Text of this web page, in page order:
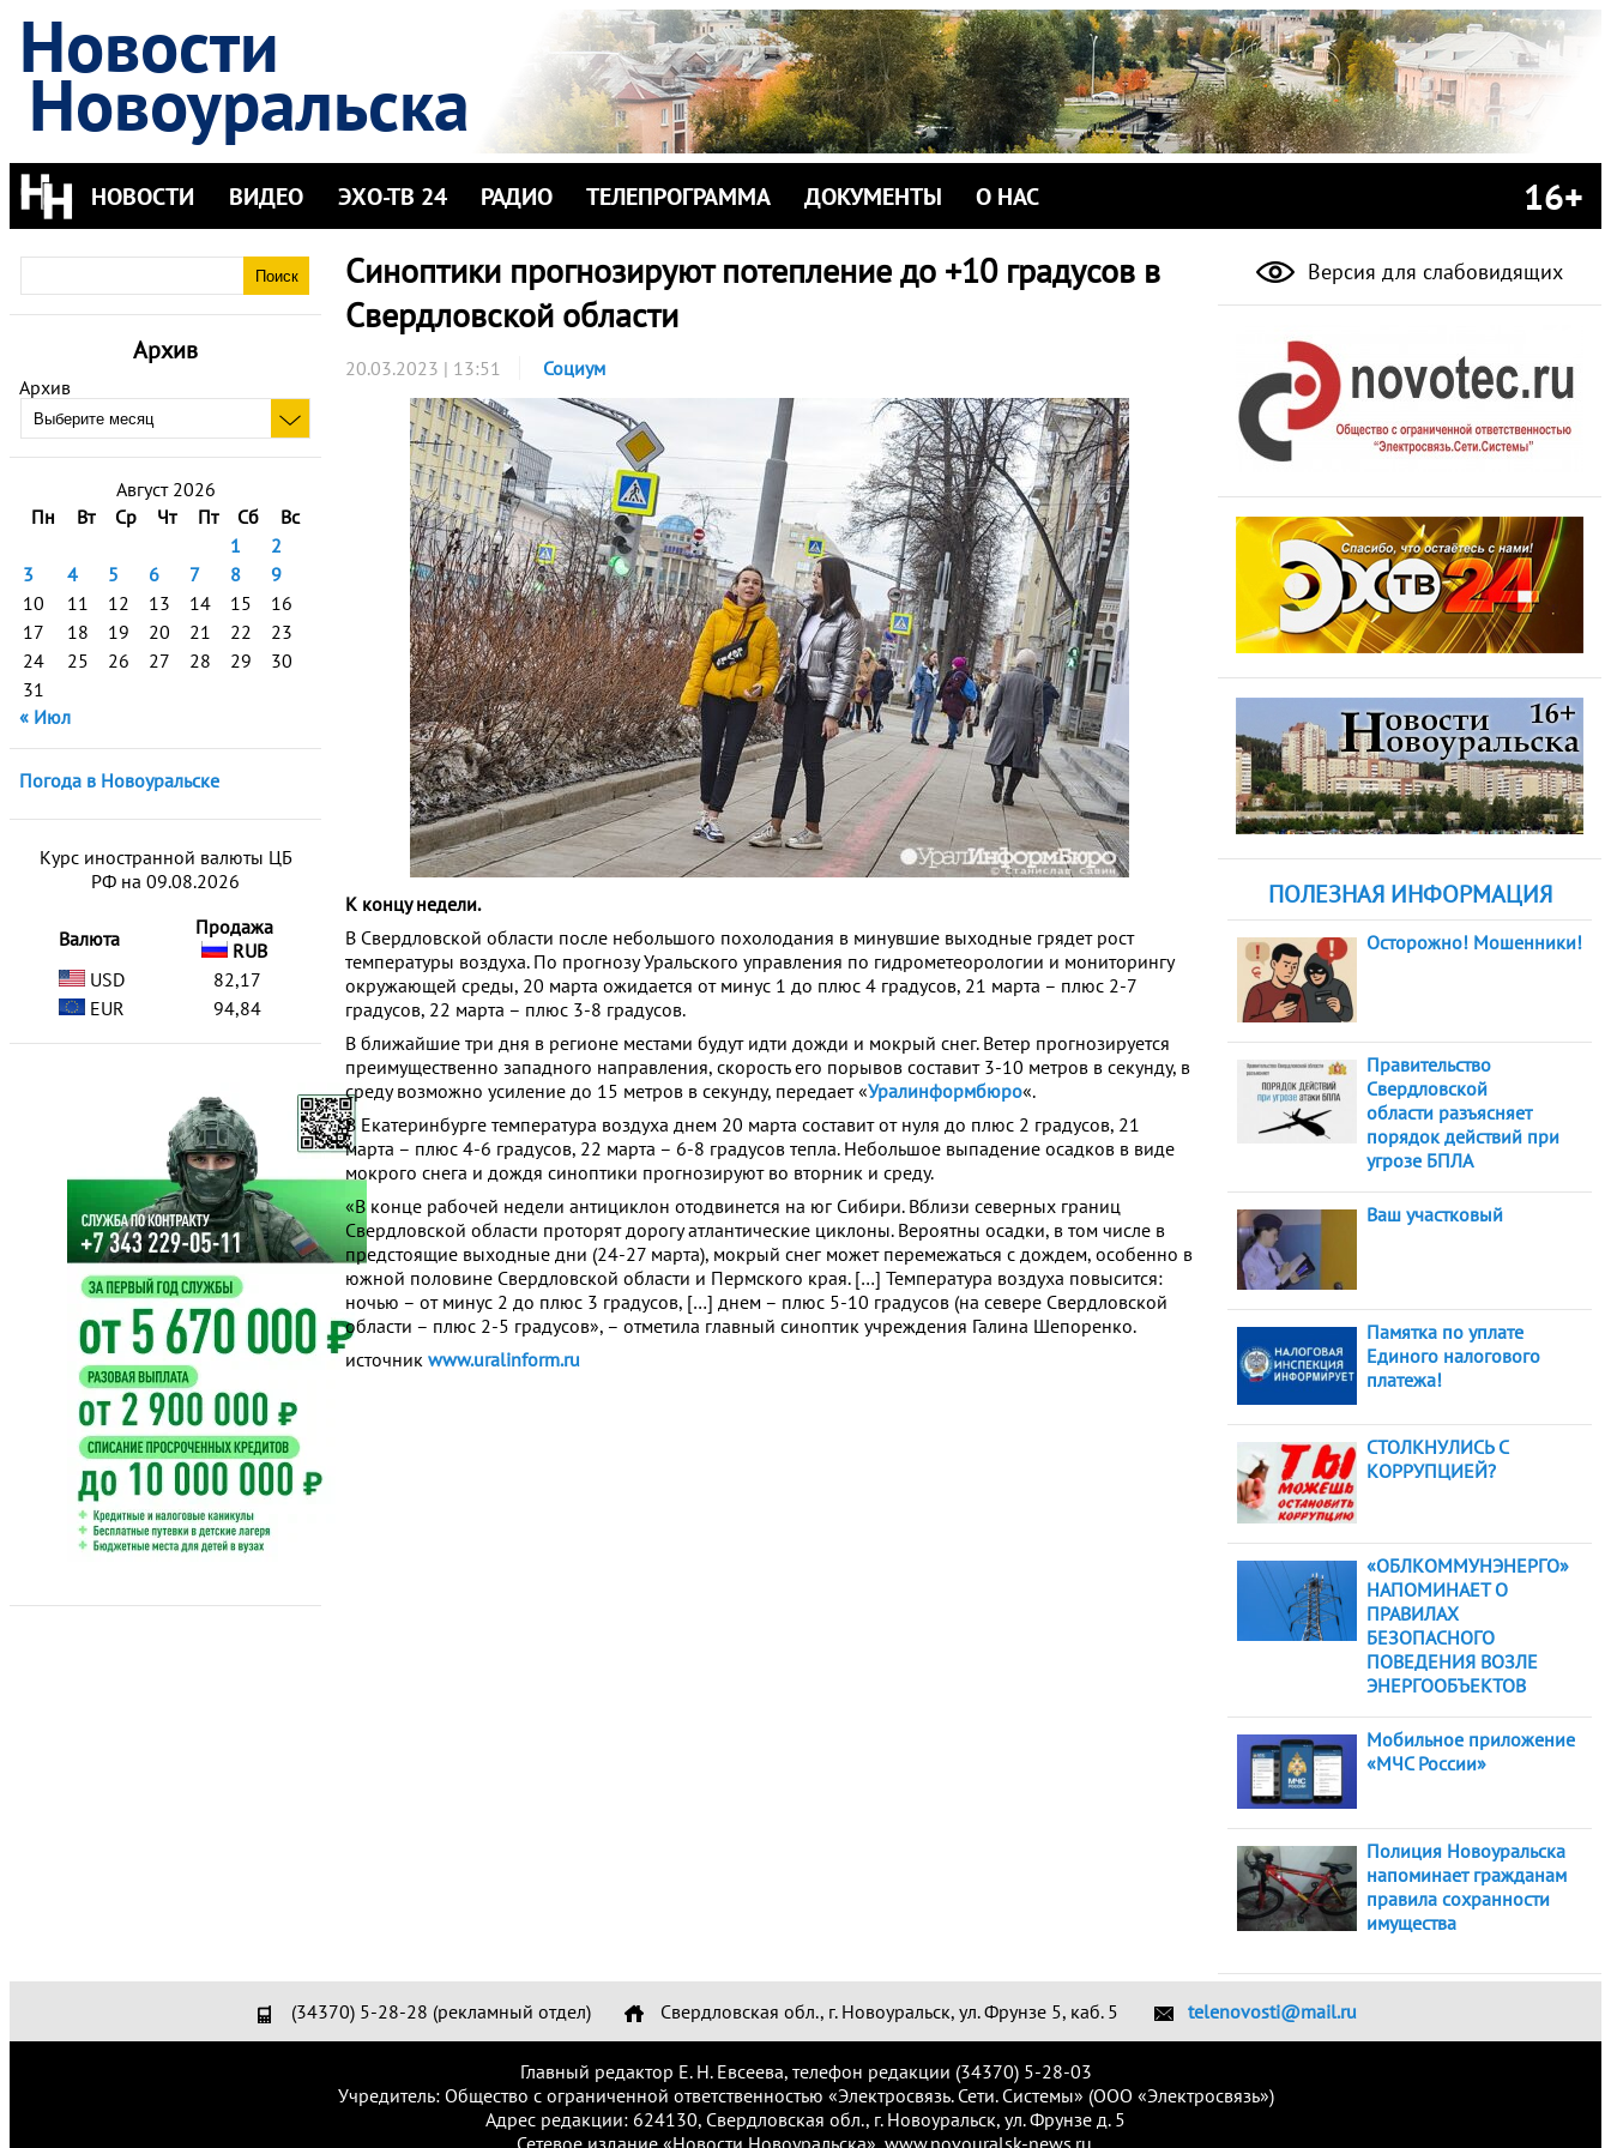
Новости
Новоуральска
НОВОСТИ ВИДЕО ЭХО-ТВ 24 РАДИО ТЕЛЕПРОГРАММА ДОКУМЕНТЫ О НАС 16+
Архив
Архив
Август 2026
Пн
Вт Ср Чт Пт Сб
Вс
1
2
3
4 5 6 7 8
9
10
11 12 13 14 15
16
17
18 19 20 21 22
23
24
25 26 27 28 29
30
31
« Июл
Погода в Новоуральске
Курс иностранной валюты ЦБ
РФ на 09.08.2026
Валюта
Продажа
RUB
USD
82,17
EUR
94,84
Синоптики прогнозируют потепление до +10 градусов в
Свердловской области
20.03.2023 | 13:51 Социум
К концу недели.
В Свердловской области после небольшого похолодания в минувшие выходные грядет рост
температуры воздуха. По прогнозу Уральского управления по гидрометеорологии и мониторингу
окружающей среды, 20 марта ожидается от минус 1 до плюс 4 градусов, 21 марта – плюс 2-7
градусов, 22 марта – плюс 3-8 градусов.
В ближайшие три дня в регионе местами будут идти дожди и мокрый снег. Ветер прогнозируется
преимущественно западного направления, скорость его порывов составит 3-10 метров в секунду, в
среду возможно усиление до 15 метров в секунду, передает «Уралинформбюро«.
В Екатеринбурге температура воздуха днем 20 марта составит от нуля до плюс 2 градусов, 21
марта – плюс 4-6 градусов, 22 марта – 6-8 градусов тепла. Небольшое выпадение осадков в виде
мокрого снега и дождя синоптики прогнозируют во вторник и среду.
«В конце рабочей недели антициклон отодвинется на юг Сибири. Вблизи северных границ
Свердловской области проторят дорогу атлантические циклоны. Вероятны осадки, в том числе в
предстоящие выходные дни (24-27 марта), мокрый снег может перемежаться с дождем, особенно в
южной половине Свердловской области и Пермского края. […] Температура воздуха повысится:
ночью – от минус 2 до плюс 3 градусов, […] днем – плюс 5-10 градусов (на севере Свердловской
области – плюс 2-5 градусов», – отметила главный синоптик учреждения Галина Шепоренко.
источник www.uralinform.ru
Версия для слабовидящих
ПОЛЕЗНАЯ ИНФОРМАЦИЯ
Осторожно! Мошенники!
Правительство
Свердловской
области разъясняет
порядок действий при
угрозе БПЛА
Ваш участковый
Памятка по уплате
Единого налогового
платежа!
СТОЛКНУЛИСЬ С
КОРРУПЦИЕЙ?
«ОБЛКОММУНЭНЕРГО»
НАПОМИНАЕТ О
ПРАВИЛАХ
БЕЗОПАСНОГО
ПОВЕДЕНИЯ ВОЗЛЕ
ЭНЕРГООБЪЕКТОВ
Мобильное приложение
«МЧС России»
Полиция Новоуральска
напоминает гражданам
правила сохранности
имущества
(34370) 5-28-28 (рекламный отдел) Свердловская обл., г. Новоуральск, ул. Фрунзе 5, каб. 5 telenovosti@mail.ru
Главный редактор Е. Н. Евсеева, телефон редакции (34370) 5-28-03
Учредитель: Общество с ограниченной ответственностью «Электросвязь. Сети. Системы» (ООО «Электросвязь»)
Адрес редакции: 624130, Свердловская обл., г. Новоуральск, ул. Фрунзе д. 5